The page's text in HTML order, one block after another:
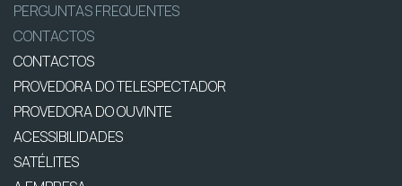
PERGUNTAS FREQUENTES
CONTACTOS
CONTACTOS
PROVEDORA DO TELESPECTADOR
PROVEDORA DO OUVINTE
ACESSIBILIDADES
SATÉLITES